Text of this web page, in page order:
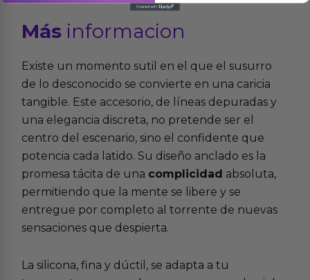
Más informacion
Existe un momento sutil en el que el susurro
de lo desconocido se convierte en una caricia
tangible. Este accesorio, de líneas depuradas y
una elegancia discreta, no pretende ser el
centro del escenario, sino el confidente que
potencia cada latido. Su diseño anclado es la
promesa tácita de una complicidad absoluta,
permitiendo que la mente se libere y se
entregue por completo al torrente de nuevas
sensaciones que despierta.
La silicona, fina y dúctil, se adapta a tu